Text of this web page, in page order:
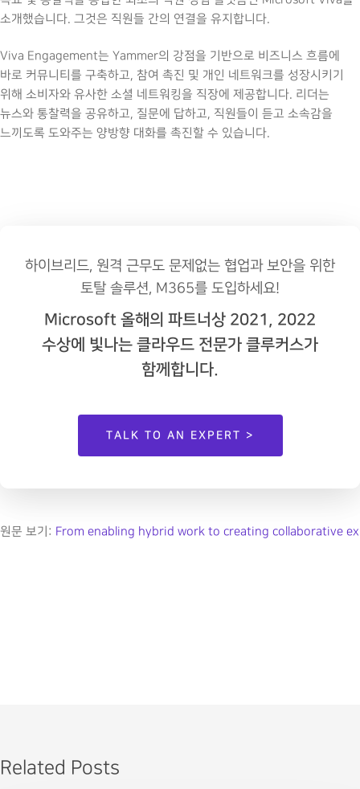
소개했습니다. 그것은 직원들 간의 연결을 유지합니다.
Viva Engagement는 Yammer의 강점을 기반으로 비즈니스 흐름에
바로 커뮤니티를 구축하고, 참여 촉진 및 개인 네트워크를 성장시키기
위해 소비자와 유사한 소셜 네트워킹을 직장에 제공합니다. 리더는
뉴스와 통찰력을 공유하고, 질문에 답하고, 직원들이 듣고 소속감을
느끼도록 도와주는 양방향 대화를 촉진할 수 있습니다.
하이브리드, 원격 근무도 문제없는 협업과 보안을 위한
토탈 솔루션, M365를 도입하세요!
Microsoft 올해의 파트너상 2021, 2022
수상에 빛나는 클라우드 전문가 클루커스가
함께합니다.
TALK TO AN EXPERT >
원문 보기: From enabling hybrid work to creating collaborative
Related Posts